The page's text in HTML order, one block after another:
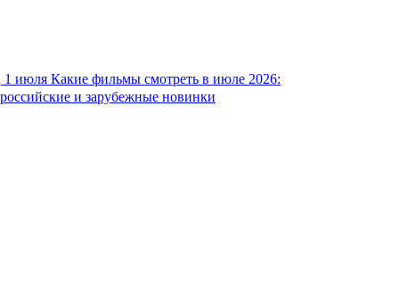
1 июля Какие фильмы смотреть в июле 2026:
российские и зарубежные новинки